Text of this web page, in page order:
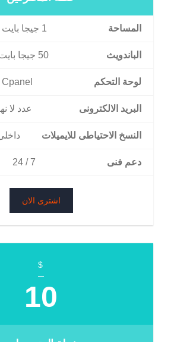
المساحة 1 جيجا بايت
الباندويث 50 جيجا بايت
لوحة التحكم Cpanel
البريد الالكترونى عدد لا
النسخ الاحتياطى للايميلات
دعم فنى 7 / 24
اشترى الان
$
10